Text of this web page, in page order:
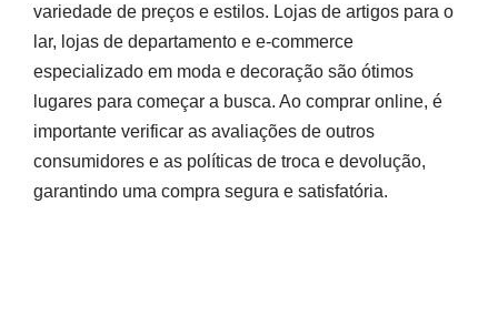
variedade de preços e estilos. Lojas de artigos para o
lar, lojas de departamento e e-commerce
especializado em moda e decoração são ótimos
lugares para começar a busca. Ao comprar online, é
importante verificar as avaliações de outros
consumidores e as políticas de troca e devolução,
garantindo uma compra segura e satisfatória.